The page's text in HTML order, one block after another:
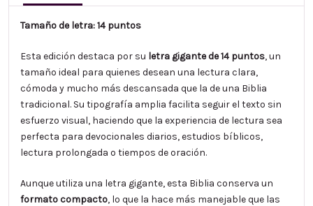
Tamaño de letra: 14 puntos
Esta edición destaca por su letra gigante de 14 puntos, un
tamaño ideal para quienes desean una lectura clara,
cómoda y mucho más descansada que la de una Biblia
tradicional. Su tipografía amplia facilita seguir el texto sin
esfuerzo visual, haciendo que la experiencia de lectura sea
perfecta para devocionales diarios, estudios bíblicos,
lectura prolongada o tiempos de oración.
Aunque utiliza una letra gigante, esta Biblia conserva un
formato compacto, lo que la hace más manejable que las